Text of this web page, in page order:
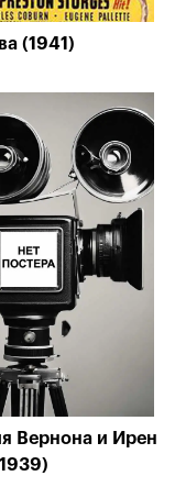
(1941)
Вернона и Ирен